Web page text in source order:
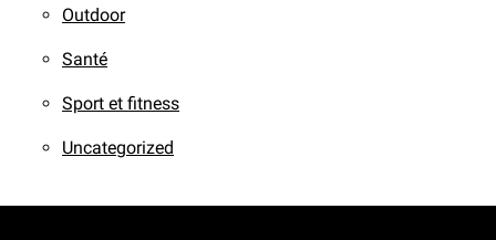
Outdoor
Santé
Sport et fitness
Uncategorized